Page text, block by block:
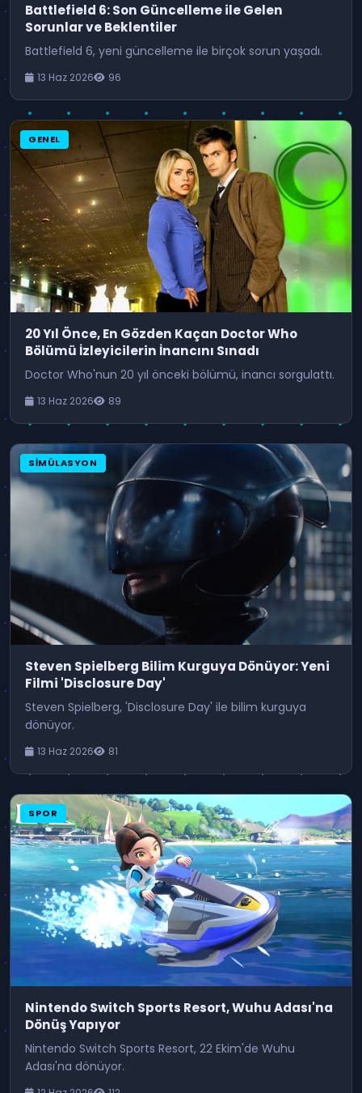
Battlefield 6: Son Güncelleme ile Gelen
Sorunlar ve Beklentiler
Battlefield 6, yeni güncelleme ile birçok sorun yaşadı.
13 Haz 2026 96
GENEL
20 Yıl Önce, En Gözden Kaçan Doctor Who
Bölümü İzleyicilerin İnancını Sınadı
Doctor Who'nun 20 yıl önceki bölümü, inancı sorgulattı.
13 Haz 2026 89
SIMÜLASYON
Steven Spielberg Bilim Kurguya Dönüyor: Yeni
Filmi 'Disclosure Day'
Steven Spielberg, 'Disclosure Day' ile bilim kurguya
dönüyor.
13 Haz 2026 81
SPOR
Nintendo Switch Sports Resort, Wuhu Adası'na
Dönüş Yapıyor
Nintendo Switch Sports Resort, 22 Ekim'de Wuhu
Adası'na dönüyor.